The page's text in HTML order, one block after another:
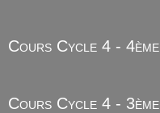
Cours Cycle 4 - 4ème
Cours Cycle 4 - 3ème